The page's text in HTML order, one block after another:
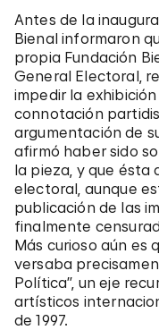
Antes de la
Bienal informaron
propia Fundación
General Electoral,
impedir la
connotación
argumentación de
afirmó haber sido
la pieza, y que
electoral, aunque
publicación de las
finalmente
Más curioso aún es
versaba
Política”, un eje
artísticos
de 1997.